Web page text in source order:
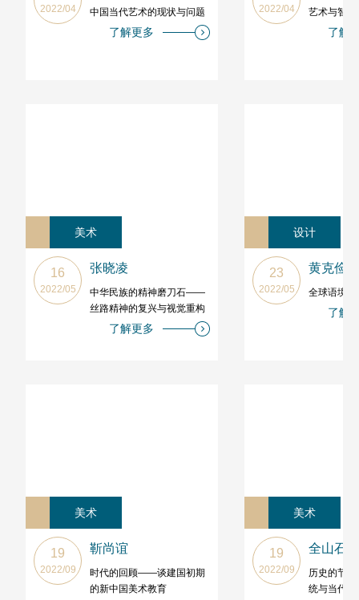
2022/04 中国当代艺术的现状与问题
了解更多
2022/04 艺术与智性
了解
美术
16
2022/05
张晓凌
中华民族的精神磨刀石——
丝路精神的复兴与视觉重构
了解更多
设计
23
2022/05
黄克俭
全球语境
了解
美术
19
2022/09
靳尚谊
时代的回顾——谈建国初期
的新中国美术教育
美术
19
2022/09
全山石
历史的节
统与当代